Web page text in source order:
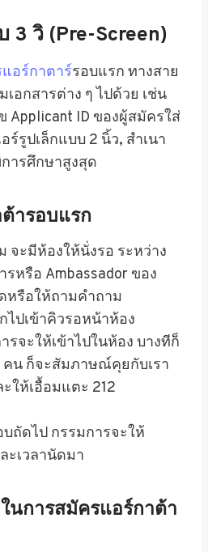
3 วิ (Pre-Screen)
อร์กาตาร์รอบแรก ทางสาย
อกสารต่าง ๆ ไปด้วย เช่น
Applicant ID ของผู้สมัครใส่
รูปเล็กแบบ 2 นิ้ว, สำเนา
ารศึกษาสูงสุด
ารอบแรก
จะมีห้องให้นั่งรอ ระหว่าง
หรือ Ambassador ของ
หรือให้ถามคำถาม
ไปเข้าคิวรอหน้าห้อง
รจะให้เข้าไปในห้อง บางทีก็
คน ก็จะสัมภาษณ์คุยกับเรา
ให้เอื้อมแตะ 212
ถัดไป กรรมการจะให้
ะเวลานัดมา
นการสมัครแอร์กาต้า